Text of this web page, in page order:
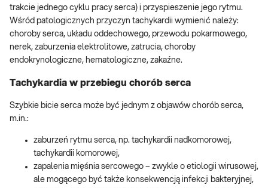
trakcie jednego cyklu pracy serca) i przyspieszenie jego rytmu.
Wśród patologicznych przyczyn tachykardii wymienić należy:
choroby serca, układu oddechowego, przewodu pokarmowego,
nerek, zaburzenia elektrolitowe, zatrucia, choroby
endokrynologiczne, hematologiczne, zakaźne.
Tachykardia w przebiegu chorób serca
Szybkie bicie serca może być jednym z objawów chorób serca,
m.in.:
zaburzeń rytmu serca, np. tachykardii nadkomorowej,
tachykardii komorowej,
zapalenia mięśnia sercowego – zwykle o etiologii wirusowej,
ale mogącego być także konsekwencją infekcji bakteryjnej,